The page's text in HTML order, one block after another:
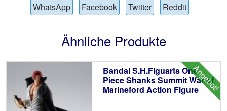
WhatsApp
Facebook Twitter Reddit
Ähnliche Produkte
Angebot!
Bandai S.H.Figuarts One
Piece Shanks Summit War of
Marineford Action Figure